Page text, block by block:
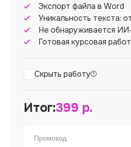
Экспорт файла в Word
Уникальность текста:
Не обнаруживается
Готовая курсовая
Скрыть работу
Итог:399 р.